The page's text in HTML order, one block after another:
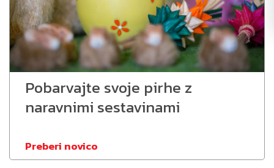
Pobarvajte svoje pirhe z
naravnimi sestavinami
Preberi novico